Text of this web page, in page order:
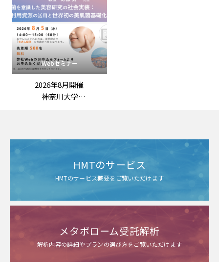
動向と「機能性表示食品」
の評価戦略
――拡大する抗老化ニーズに応
える臨床試験設計と作用機
序の組み立て方」
Webセミナー
2026年8月開催
神奈川大学
未利用資源の活用と世界初
HMTのサービス
HMTのサービス概要をご覧いただけます
メタボローム受託解析
解析内容の詳細やプランの選び方をご覧いただけます